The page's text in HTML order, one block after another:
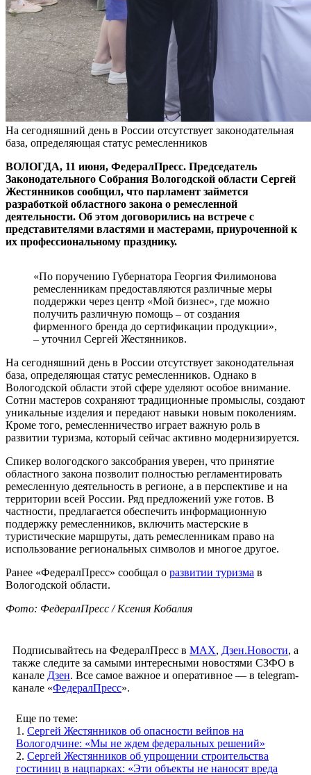
На сегодняшний день в России отсутствует законодательная
база, определяющая статус ремесленников
ВОЛОГДА, 11 июня, ФедералПресс. Председатель
Законодательного Собрания Вологодской области Сергей
Жестянников сообщил, что парламент займется
разработкой областного закона о ремесленной
деятельности. Об этом договорились на встрече с
представителями властями и мастерами, приуроченной к
их профессиональному празднику.
«По поручению Губернатора Георгия Филимонова
ремесленникам предоставляются различные меры
поддержки через центр «Мой бизнес», где можно
получить различную помощь – от создания
фирменного бренда до сертификации продукции»,
– уточнил Сергей Жестянников.
На сегодняшний день в России отсутствует законодательная
база, определяющая статус ремесленников. Однако в
Вологодской области этой сфере уделяют особое внимание.
Сотни мастеров сохраняют традиционные промыслы, создают
уникальные изделия и передают навыки новым поколениям.
Кроме того, ремесленничество играет важную роль в
развитии туризма, который сейчас активно модернизируется.
Спикер вологодского заксобрания уверен, что принятие
областного закона позволит полностью регламентировать
ремесленную деятельность в регионе, а в перспективе и на
территории всей России. Ряд предложений уже готов. В
частности, предлагается обеспечить информационную
поддержку ремесленников, включить мастерские в
туристические маршруты, дать ремесленникам право на
использование региональных символов и многое другое.
Ранее «ФедералПресс» сообщал о развитии туризма в
Вологодской области.
Фото: ФедералПресс / Ксения Кобалия
Подписывайтесь на ФедералПресс в МАХ, Дзен.Новости, а
также следите за самыми интересными новостями СЗФО в
канале Дзен. Все самое важное и оперативное — в telegram-
канале «ФедералПресс».
Еще по теме:
1. Сергей Жестянников об опасности вейпов на
Вологодчине: «Мы не ждем федеральных решений»
2. Сергей Жестянников об упрощении строительства
гостиниц в нацпарках: «Эти объекты не наносят вреда